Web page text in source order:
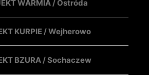
WARMIA / Ostróda
KURPIE / Wejherowo
BZURA / Sochaczew